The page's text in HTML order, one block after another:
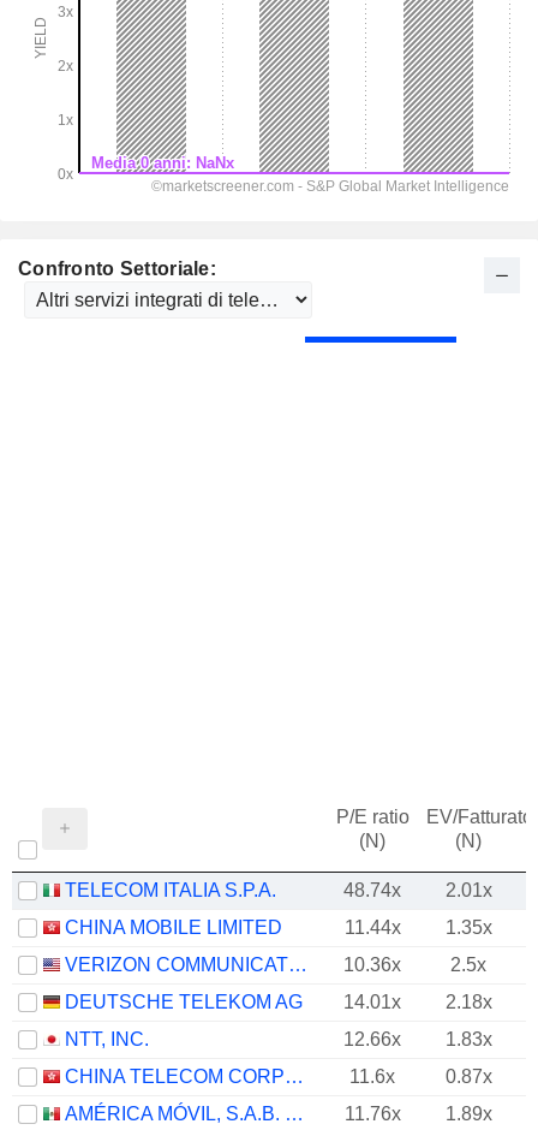
Confronto Settoriale:
P/E ratio
(N)
EV/Fatturato
(N)
TELECOM ITALIA S.P.A. 48.74x
2.01x
CHINA MOBILE LIMITED
11.44x
1.35x
VERIZON COMMUNICATIONS, INC.
10.36x
2.5x
DEUTSCHE TELEKOM AG
14.01x
2.18x
NTT, INC.
12.66x
1.83x
CHINA TELECOM CORPORATION LIMITED
11.6x
0.87x
AMÉRICA MÓVIL, S.A.B. DE C.V.
11.76x
1.89x